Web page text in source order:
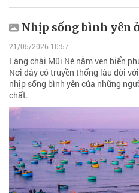
Nhịp sống bình yên
21/05/2026 10:57
Làng chài Mũi Né nằm ven biển
Nơi đây có truyền thống lâu đời
nhịp sống bình yên của những
chất.